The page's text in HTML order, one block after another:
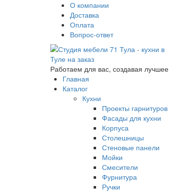
О компании
Доставка
Оплата
Вопрос-ответ
Работаем для вас, создавая лучшее
Главная
Каталог
Кухни
Проекты гарнитуров
Фасады для кухни
Корпуса
Столешницы
Стеновые панели
Мойки
Смесители
Фурнитура
Ручки